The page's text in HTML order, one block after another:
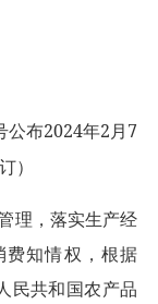
公布2024年2 月 7
）
理，落实生产经
费知情权，根据
民共和国农产品